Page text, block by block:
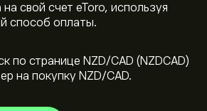
свой счет eToro, используя
способ оплаты.
по странице NZD/CAD (NZDCAD)
на покупку NZD/CAD.